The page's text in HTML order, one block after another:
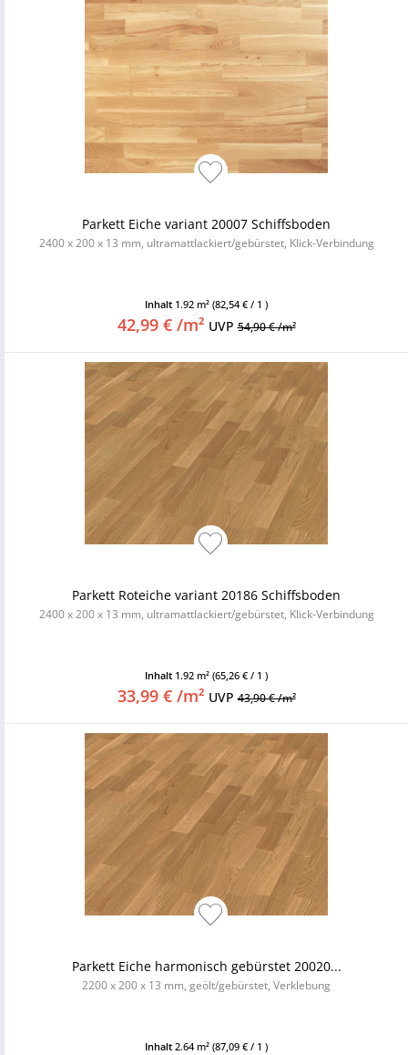
Parkett Eiche variant 20007 Schiffsboden
2400 x 200 x 13 mm, ultramattlackiert/gebürstet, Klick-Verbindung
Inhalt 1.92 m² (82,54 € / 1 )
42,99 € /m² UVP54,90 € /m²
Parkett Roteiche variant 20186 Schiffsboden
2400 x 200 x 13 mm, ultramattlackiert/gebürstet, Klick-Verbindung
Inhalt 1.92 m² (65,26 € / 1 )
33,99 € /m² UVP43,90 € /m²
Parkett Eiche harmonisch gebürstet 20020...
2200 x 200 x 13 mm, geölt/gebürstet, Verklebung
Inhalt 2.64 m² (87,09 € / 1 )